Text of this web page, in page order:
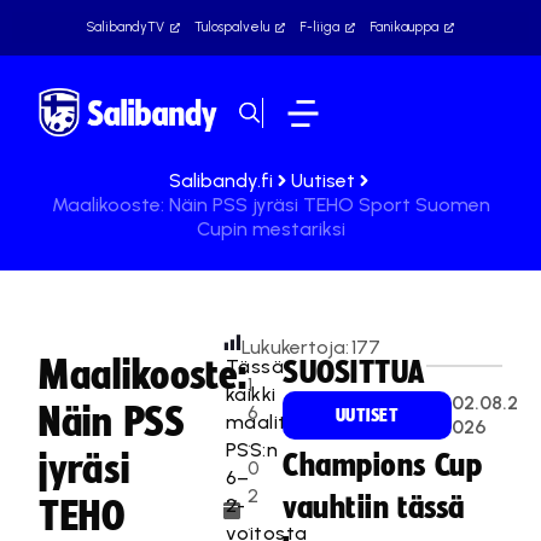
SalibandyTV Tulospalvelu F-liiga Fanikauppa
Salibandy.fi
Uutiset
Maalikooste: Näin PSS jyräsi TEHO Sport Suomen
Cupin mestariksi
Maalikooste:
Näin PSS
jyräsi
TEHO
1
6
.
0
2
.
Lukukertoja:177
Tässä
kaikki
maalit
PSS:n
6–
2-
voitosta
SUOSITTUA
UUTISET
02.08.2
026
Champions Cup
vauhtiin tässä